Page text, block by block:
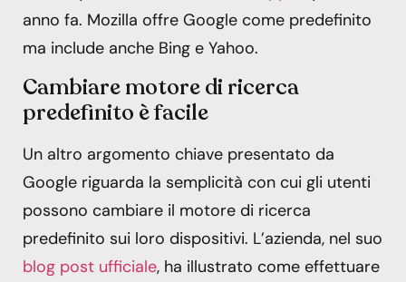
anno fa. Mozilla offre Google come predefinito
ma include anche Bing e Yahoo.
Cambiare motore di ricerca
predefinito è facile
Un altro argomento chiave presentato da
Google riguarda la semplicità con cui gli utenti
possono cambiare il motore di ricerca
predefinito sui loro dispositivi. L’azienda, nel suo
blog post ufficiale, ha illustrato come effettuare